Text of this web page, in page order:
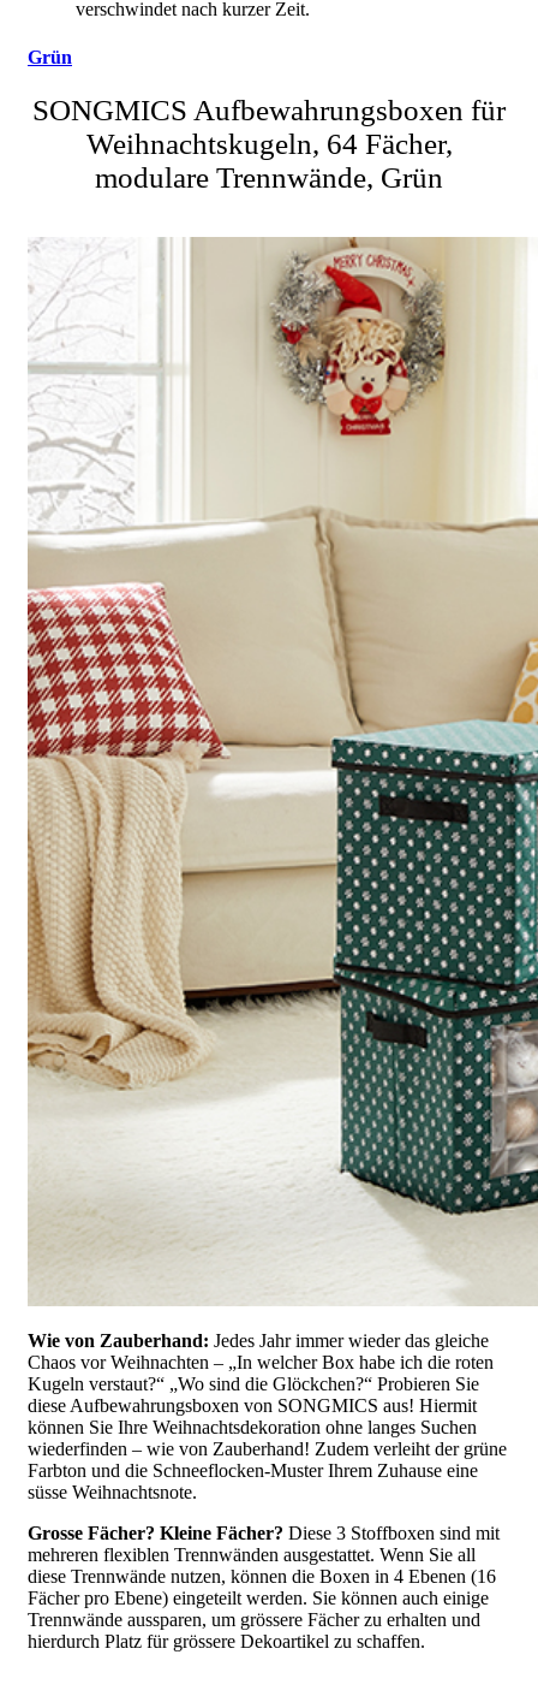
verschwindet nach kurzer Zeit.
Grün
SONGMICS Aufbewahrungsboxen für
Weihnachtskugeln, 64 Fächer,
modulare Trennwände, Grün
Wie von Zauberhand: Jedes Jahr immer wieder das gleiche
Chaos vor Weihnachten – „In welcher Box habe ich die roten
Kugeln verstaut?“ „Wo sind die Glöckchen?“ Probieren Sie
diese Aufbewahrungsboxen von SONGMICS aus! Hiermit
können Sie Ihre Weihnachtsdekoration ohne langes Suchen
wiederfinden – wie von Zauberhand! Zudem verleiht der grüne
Farbton und die Schneeflocken-Muster Ihrem Zuhause eine
süsse Weihnachtsnote.
Grosse Fächer? Kleine Fächer? Diese 3 Stoffboxen sind mit
mehreren flexiblen Trennwänden ausgestattet. Wenn Sie all
diese Trennwände nutzen, können die Boxen in 4 Ebenen (16
Fächer pro Ebene) eingeteilt werden. Sie können auch einige
Trennwände aussparen, um grössere Fächer zu erhalten und
hierdurch Platz für grössere Dekoartikel zu schaffen.